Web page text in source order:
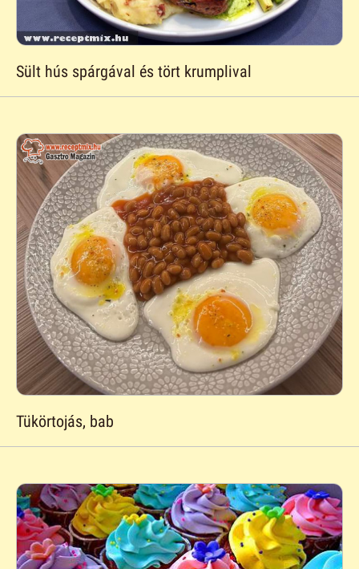
Sült hús spárgával és tört krumplival
Tükörtojás, bab